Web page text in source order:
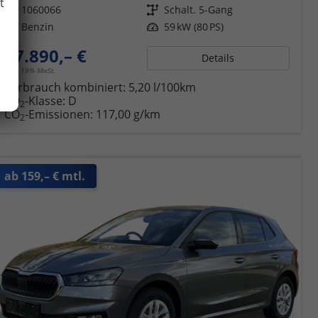
1060066 Getriebe Schalt. 5-Gang
Benzin Leistung 59 kW (80 PS)
17.890,– €
incl. 19% MwSt.
Details
Verbrauch kombiniert: 5,20 l/100km
CO2-Klasse: D
CO2-Emissionen: 117,00 g/km
ab 159,– € mtl.